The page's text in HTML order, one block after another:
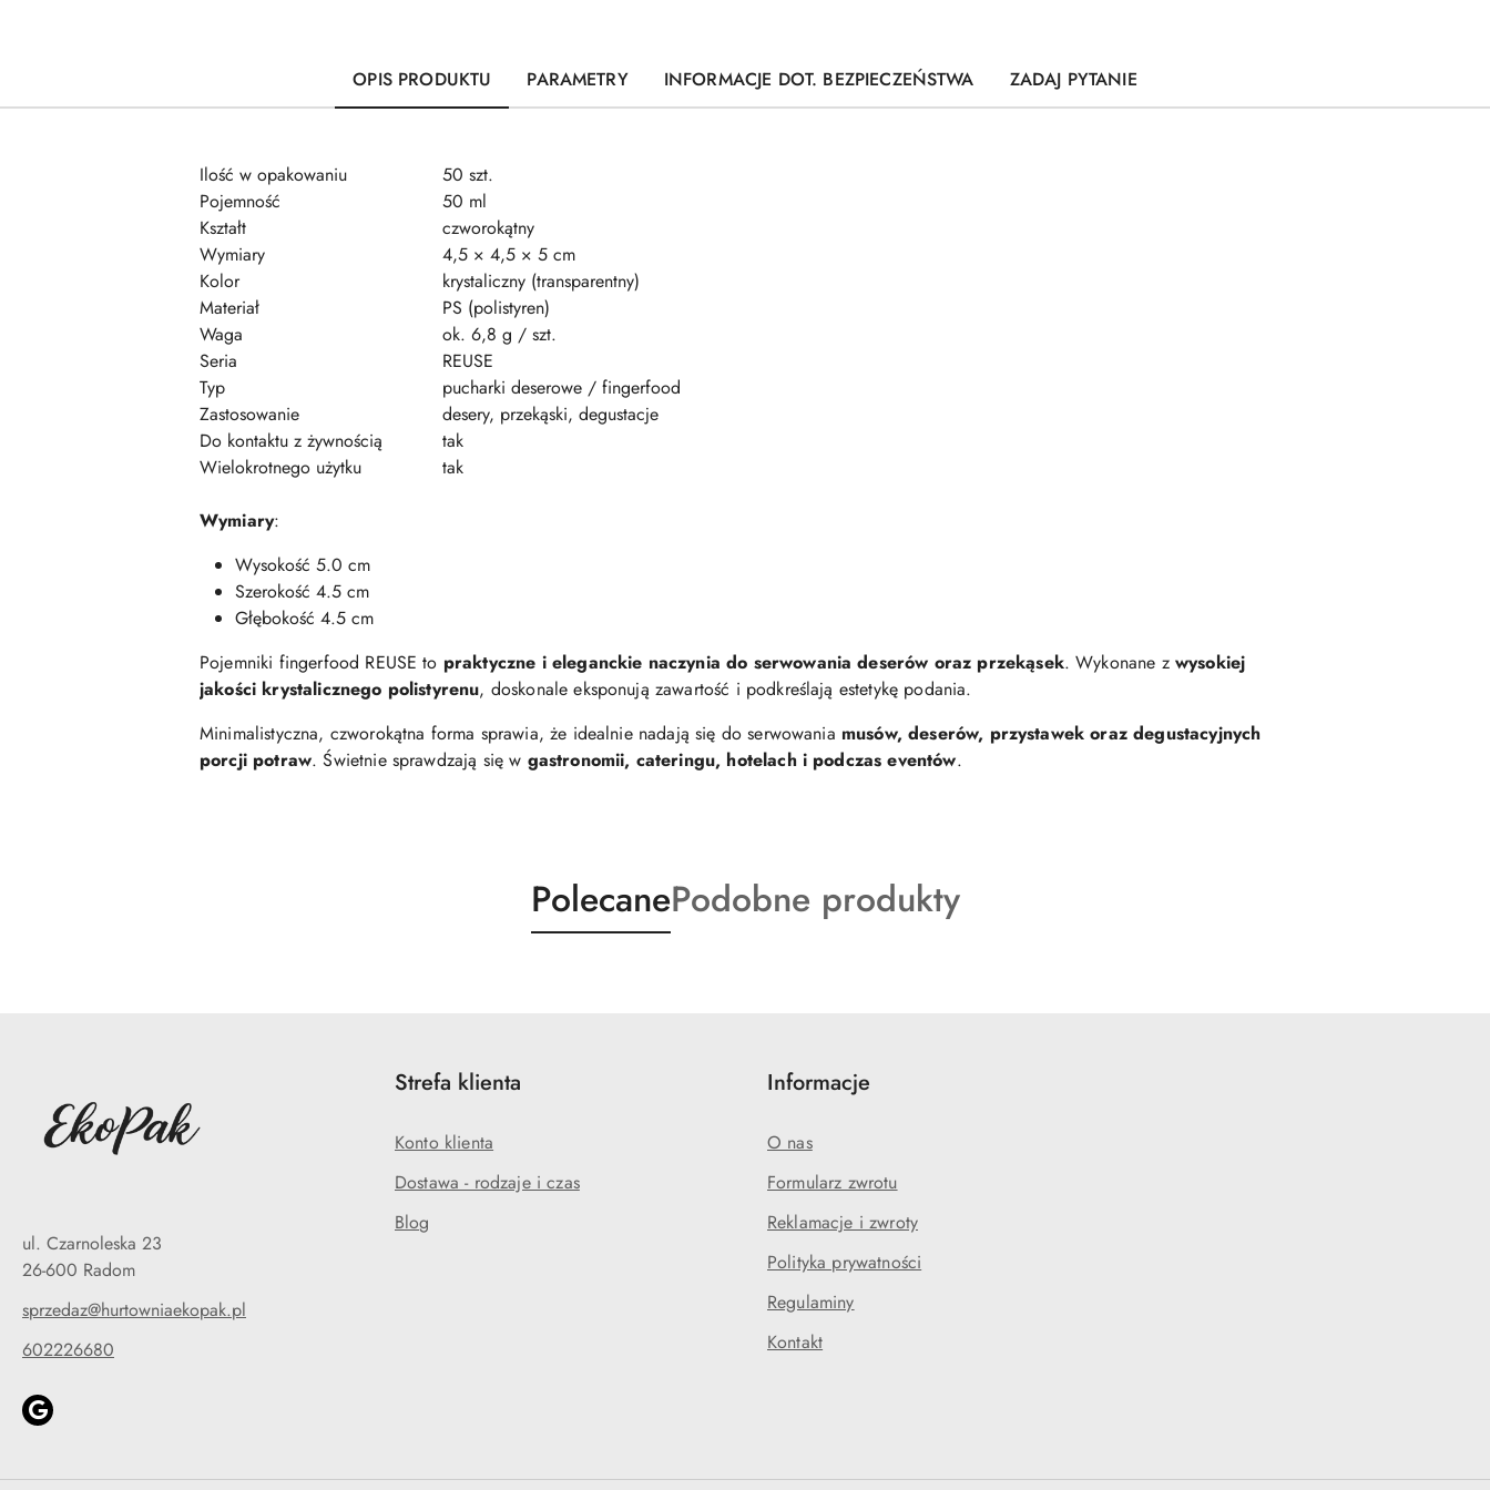
OPIS PRODUKTU PARAMETRY INFORMACJE DOT. BEZPIECZEŃSTWA ZADAJ PYTANIE
Ilość w opakowaniu
50 szt.
Pojemność
50 ml
Kształt
czworokątny
Wymiary
4,5 × 4,5 × 5 cm
Kolor
krystaliczny (transparentny)
Materiał
PS (polistyren)
Waga
ok. 6,8 g / szt.
Seria
REUSE
Typ
pucharki deserowe / fingerfood
Zastosowanie
desery, przekąski, degustacje
Do kontaktu z żywnością
tak
Wielokrotnego użytku
tak
Wymiary:
Wysokość 5.0 cm
Szerokość 4.5 cm
Głębokość 4.5 cm
Pojemniki fingerfood REUSE to praktyczne i eleganckie naczynia do serwowania deserów oraz przekąsek. Wykonane z wysokiej
jakości krystalicznego polistyrenu, doskonale eksponują zawartość i podkreślają estetykę podania.
Minimalistyczna, czworokątna forma sprawia, że idealnie nadają się do serwowania musów, deserów, przystawek oraz degustacyjnych
porcji potraw. Świetnie sprawdzają się w gastronomii, cateringu, hotelach i podczas eventów.
Produkty
o
PolecaneProdukty
o
Podobne produkty
ul. Czarnoleska 23
26-600 Radom
sprzedaz@hurtowniaekopak.pl
602226680
Strefa klienta
Konto klienta
Dostawa - rodzaje i czas
Blog
Informacje
O nas
Formularz zwrotu
Reklamacje i zwroty
Polityka prywatności
Regulaminy
Kontakt